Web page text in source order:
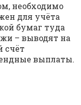
необходимо
для учёта
бумаг туда
– выводят на
счёт
выплаты.